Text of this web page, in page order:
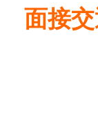
面接